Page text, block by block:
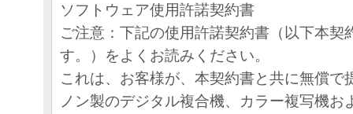
ソフトウェア使用許諾契約書
ご注意：下記の使用許諾契約書（以下本契
す。）をよくお読みください。
これは、お客様が、本契約書と共に無償で
ノン製のデジタル複合機、カラー複写機お